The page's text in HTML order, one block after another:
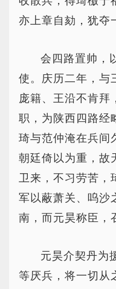
亦上章自劾，犹夺
会四路置帅，
使。庆历二年，与
庞籍、王沿不肯拜
职，为陕西四路经
琦与范仲淹在兵间
朝廷倚以为重，故
卫来，不习劳苦，
军以蔽萧关、呜沙
南，而元昊称臣，
元昊介契丹为
等厌兵，将一切从